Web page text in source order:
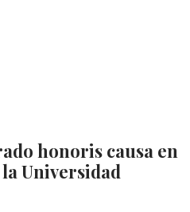
honoris causa en
Universidad